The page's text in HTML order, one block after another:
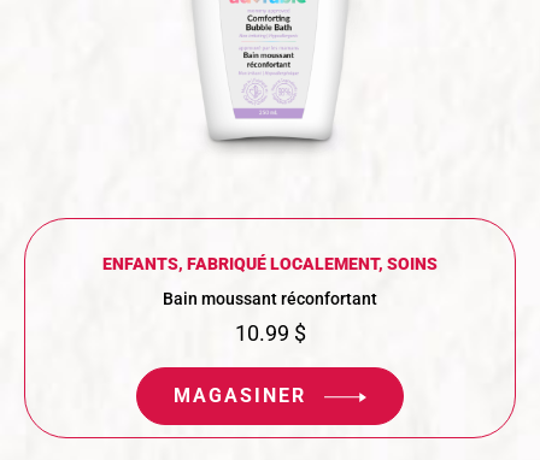
ENFANTS, FABRIQUÉ LOCALEMENT, SOINS
Bain moussant réconfortant
10.99 $
MAGASINER